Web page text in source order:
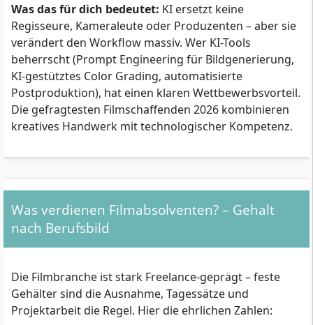
Was das für dich bedeutet: KI ersetzt keine
Regisseure, Kameraleute oder Produzenten – aber sie
verändert den Workflow massiv. Wer KI-Tools
beherrscht (Prompt Engineering für Bildgenerierung,
KI-gestütztes Color Grading, automatisierte
Postproduktion), hat einen klaren Wettbewerbsvorteil.
Die gefragtesten Filmschaffenden 2026 kombinieren
kreatives Handwerk mit technologischer Kompetenz.
Was verdienen Filmabsolventen? – Gehalt
nach Berufsbild
Die Filmbranche ist stark Freelance-geprägt – feste
Gehälter sind die Ausnahme, Tagessätze und
Projektarbeit die Regel. Hier die ehrlichen Zahlen: